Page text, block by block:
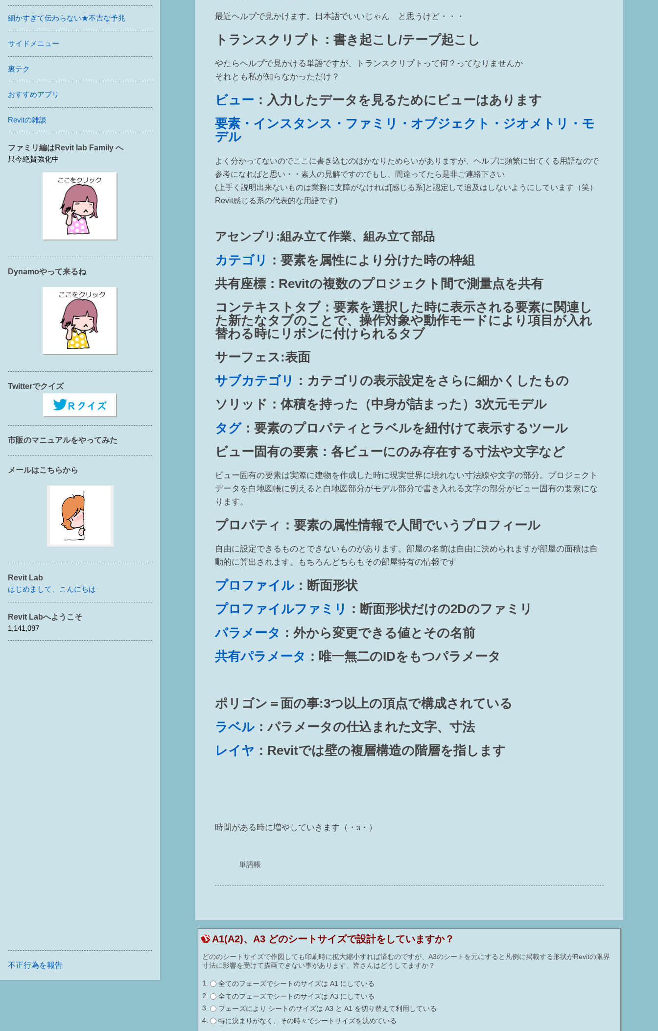
最近ヘルプで見かけます。日本語でいいじゃん と思うけど・・・
トランスクリプト：書き起こし/テープ起こし
やたらヘルプで見かける単語ですが、トランスクリプトって何？ってなりませんか
それとも私が知らなかっただけ？
ビュー ：入力したデータを見るためにビューはあります
要素・インスタンス・ファミリ・オブジェクト・ジオメトリ・モ
デル
よく分かってないのでここに書き込むのはかなりためらいがありますが、ヘルプに頻繁に出てくる用語なので
参考になればと思い・・素人の見解ですのでもし、間違ってたら是非ご連絡下さい
(上手く説明出来ないものは業務に支障がなければ[感じる系]と認定して追及はしないようにしています（笑）
Revit感じる系の代表的な用語です)
アセンブリ:組み立て作業、組み立て部品
カテゴリ
：要素を属性により分けた時の枠組
共有座標：Revitの複数のプロジェクト間で測量点を共有
コンテキストタブ：要素を選択した時に表示される要素に関連し
た新たなタブのことで、操作対象や動作モードにより項目が入れ
替わる時にリボンに付けられるタブ
サーフェス:表面
サブカテゴリ
：カテゴリの表示設定をさらに細かくしたもの
ソリッド：体積を持った（中身が詰まった）3次元モデル
タグ：要素のプロパティとラベルを紐付けて表示するツール
ビュー固有の要素：各ビューにのみ存在する寸法や文字など
ビュー固有の要素は実際に建物を作成した時に現実世界に現れない寸法線や文字の部分。プロジェクト
データを白地図帳に例えると白地図部分がモデル部分で書き入れる文字の部分がビュー固有の要素にな
ります。
プロパティ：要素の属性情報で人間でいうプロフィール
自由に設定できるものとできないものがあります。部屋の名前は自由に決められますが部屋の面積は自
動的に算出されます。もちろんどちらもその部屋特有の情報です
プロファイル：断面形状
プロファイルファミリ
：断面形状だけの2Dのファミリ
パラメータ ：外から変更できる値とその名前
共有パラメータ ：唯一無二のIDをもつパラメータ
ポリゴン＝面の事:3つ以上の頂点で構成されている
ラベル：パラメータの仕込まれた文字、寸法
レイヤ ：Revitでは壁の複層構造の階層を指します
時間がある時に増やしていきます（・з・）
単語帳
A1(A2)、A3 どのシートサイズで設計をしていますか？
どののシートサイズで作図しても印刷時に拡大縮小すれば済むのですが、A3のシートを元にすると凡例に掲載する形状がRevitの限界
寸法に影響を受けて描画できない事があります、皆さんはどうしてますか？
全てのフェーズでシートのサイズは A1 にしている
全てのフェーズでシートのサイズは A3 にしている
フェーズにより シートのサイズは A3 と A1 を切り替えて利用している
特に決まりがなく、その時々でシートサイズを決めている
細かすぎて伝わらない★不吉な予兆
サイドメニュー
裏テク
おすすめアプリ
Revitの雑談
ファミリ編はRevit lab Family へ
只今絶賛強化中
Dynamoやって来るね
Twitterでクイズ
市販のマニュアルをやってみた
メールはこちらから
Revit Lab
はじめまして、こんにちは
Revit Labへようこそ
1,141,097
不正行為を報告